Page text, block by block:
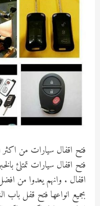
فتح اقفال سيارات من اكثر
فتح اقفال سيارات تمتلئ
اقفال . وانهم يعدوا من
بجميع انواعها فتح قفل باب